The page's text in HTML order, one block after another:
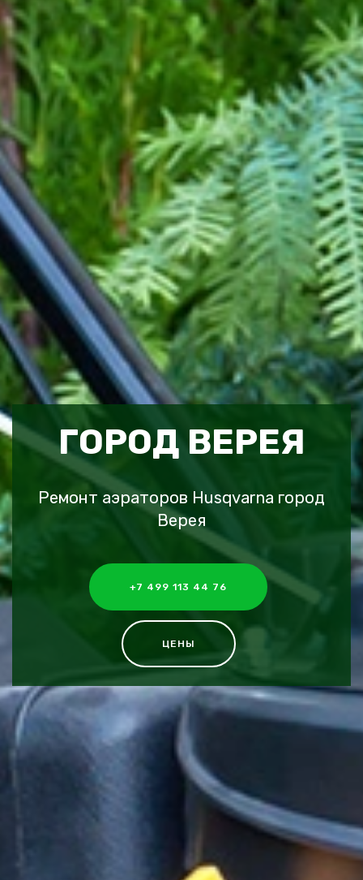
ГОРОД ВЕРЕЯ
Ремонт аэраторов Husqvarna город
Верея
+7 499 113 44 76
ЦЕНЫ